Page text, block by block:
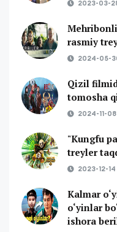
2023-03-
rasmiy
2024-05-
Qizil
tomosha
2024-11-
"Kungfu
treyler
2023-12-14
Kalmar
o‘yinlar
ishora